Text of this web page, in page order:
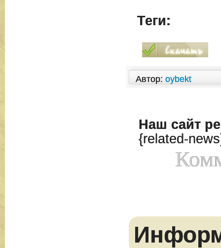
Теги:
Автор: oybekt
Наш сайт
{related-